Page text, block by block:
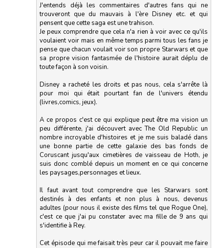
J'entends déjà les commentaires d'autres fans qui ne
trouveront que du mauvais à l'ère Disney etc. et qui
pensent que cette saga est une trahison.
Je peux comprendre que cela n'a rien à voir avec ce qu'ils
voulaient voir mais en même temps parmi tous les fans je
pense que chacun voulait voir son propre Starwars et que
sa propre vision fantasmée de l'histoire aurait déplu de
toute façon à son voisin.
Disney a racheté les droits et pas nous, cela s'arrête là
pour moi qui était pourtant fan de l'univers étendu
(livres,comics, jeux).
A ce propos c'est ce qui explique peut être ma vision un
peu différente, j'ai découvert avec The Old Republic un
nombre incroyable d'histoires et je me suis baladé dans
une bonne partie de cette galaxie des bas fonds de
Coruscant jusqu'aux cimetières de vaisseau de Hoth, je
suis donc comblé depuis un moment en ce qui concerne
les paysages,personnages et lieux.
Il faut avant tout comprendre que les Starwars sont
destinés à des enfants et non plus à nous, devenus
adultes (pour nous il existe des films tel que Rogue One),
c'est ce que j'ai pu constater avec ma fille de 9 ans qui
s'identifie à Rey.
Cet épisode qui me faisait très peur car il pouvait me faire